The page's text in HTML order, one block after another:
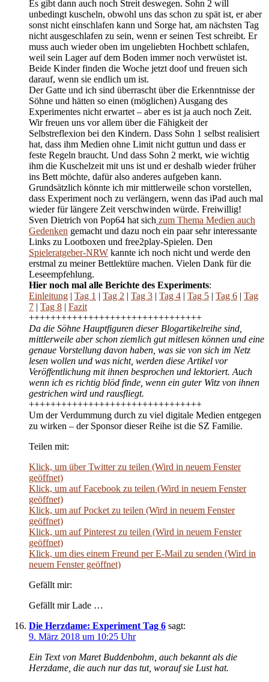
Es gibt dann auch noch Streit deswegen. Sohn 2 will
unbedingt kuscheln, obwohl uns das schon zu spät ist, er aber
sonst nicht einschlafen kann und Sorge hat, am nächsten Tag
nicht ausgeschlafen zu sein, wenn er seinen Test schreibt. Er
muss auch wieder oben im ungeliebten Hochbett schlafen,
weil sein Lager auf dem Boden immer noch verwüstet ist.
Beide Kinder finden die Woche jetzt doof und freuen sich
darauf, wenn sie endlich um ist.
Der Gatte und ich sind überrascht über die Erkenntnisse der
Söhne und hätten so einen (möglichen) Ausgang des
Experimentes nicht erwartet – aber es ist ja auch noch Zeit.
Wir freuen uns vor allem über die Fähigkeit der
Selbstreflexion bei den Kindern. Dass Sohn 1 selbst realisiert
hat, dass ihm Medien ohne Limit nicht guttun und dass er
feste Regeln braucht. Und dass Sohn 2 merkt, wie wichtig
ihm die Kuschelzeit mit uns ist und er deshalb wieder früher
ins Bett möchte, dafür also anderes aufgeben kann.
Grundsätzlich könnte ich mir mittlerweile schon vorstellen,
dass Experiment noch zu verlängern, wenn das iPad auch mal
wieder für längere Zeit verschwinden würde. Freiwillig!
Sven Dietrich von Pop64 hat sich zum Thema Medien auch
Gedenken gemacht und dazu noch ein paar sehr interessante
Links zu Lootboxen und free2play-Spielen. Den
Spieleratgeber-NRW kannte ich noch nicht und werde den
erstmal zu meiner Bettlektüre machen. Vielen Dank für die
Leseempfehlung.
Hier noch mal alle Berichte des Experiments:
Einleitung | Tag 1 | Tag 2 | Tag 3 | Tag 4 | Tag 5 | Tag 6 | Tag
7 | Tag 8 | Fazit
++++++++++++++++++++++++++++++++
Da die Söhne Hauptfiguren dieser Blogartikelreihe sind,
mittlerweile aber schon ziemlich gut mitlesen können und eine
genaue Vorstellung davon haben, was sie von sich im Netz
lesen wollen und was nicht, werden diese Artikel vor
Veröffentlichung mit ihnen besprochen und lektoriert. Auch
wenn ich es richtig blöd finde, wenn ein guter Witz von ihnen
gestrichen wird und rausfliegt.
++++++++++++++++++++++++++++++++
Um der Verdummung durch zu viel digitale Medien entgegen
zu wirken – der Sponsor dieser Reihe ist die SZ Familie.
Teilen mit:
Klick, um über Twitter zu teilen (Wird in neuem Fenster
geöffnet)
Klick, um auf Facebook zu teilen (Wird in neuem Fenster
geöffnet)
Klick, um auf Pocket zu teilen (Wird in neuem Fenster
geöffnet)
Klick, um auf Pinterest zu teilen (Wird in neuem Fenster
geöffnet)
Klick, um dies einem Freund per E-Mail zu senden (Wird in
neuem Fenster geöffnet)
Gefällt mir:
Gefällt mir Lade …
Die Herzdame: Experiment Tag 6 sagt:
9. März 2018 um 10:25 Uhr
Ein Text von Maret Buddenbohm, auch bekannt als die
Herzdame, die auch nur das tut, worauf sie Lust hat.